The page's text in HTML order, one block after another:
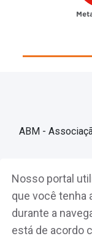
Nosso portal
que você tenha
durante a
está de acordo
ABM -